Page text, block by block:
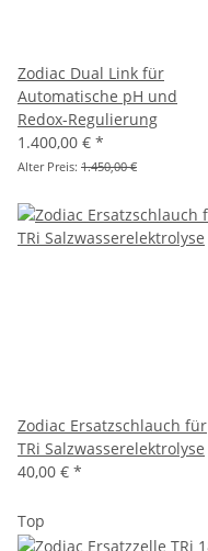
Zodiac Dual Link für
Automatische pH und
Redox-Regulierung
1.400,00 € *
Alter Preis: 1.450,00 €
Zodiac Ersatzschlauch für
TRi Salzwasserelektrolyse
40,00 € *
Top